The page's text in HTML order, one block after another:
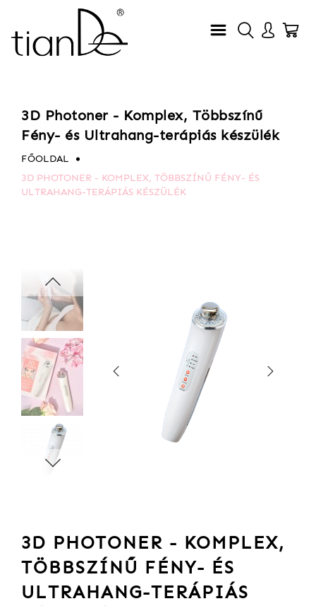
3D Photoner - Komplex, Többszínű
Fény- és Ultrahang-terápiás készülék
FŐOLDAL
3D PHOTONER - KOMPLEX, TÖBBSZÍNŰ FÉNY- ÉS
ULTRAHANG-TERÁPIÁS KÉSZÜLÉK
képgaléria
végére
képgaléria
elejére
3D PHOTONER - KOMPLEX,
TÖBBSZÍNŰ FÉNY- ÉS
ULTRAHANG-TERÁPIÁS